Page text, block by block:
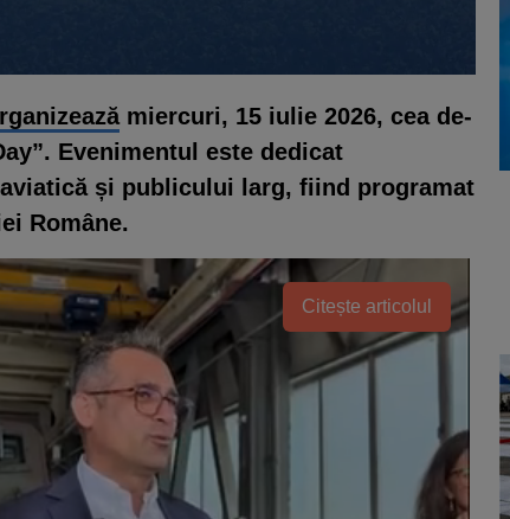
miercuri, 15 iulie 2026, cea de-
Evenimentul este dedicat
și publicului larg, fiind programat
Române.
Citește articolul